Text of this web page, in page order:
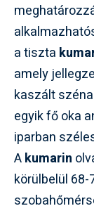
a tiszta
amely
kaszált
egyik fő oka
iparban
Akumarin
körülbelül 68-